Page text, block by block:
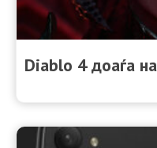
Diablo 4 доаѓа